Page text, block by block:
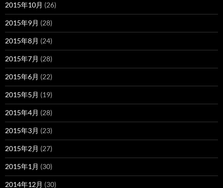
2015年10月 (26)
2015年9月 (28)
2015年8月 (24)
2015年7月 (28)
2015年6月 (22)
2015年5月 (19)
2015年4月 (28)
2015年3月 (23)
2015年2月 (27)
2015年1月 (30)
2014年12月 (30)